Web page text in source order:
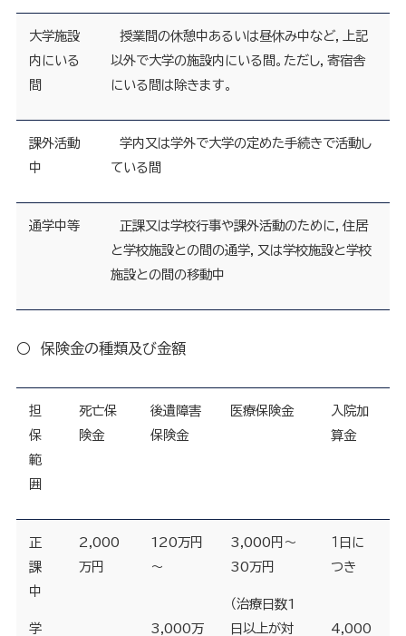
大学施設
内にいる
間
授業間の休憩中あるいは昼休み中など，上記
以外で大学の施設内にいる間。ただし，寄宿舎
にいる間は除きます。
課外活動
中
学内又は学外で大学の定めた手続きで活動し
ている間
通学中等
正課又は学校行事や課外活動のために，住居
と学校施設との間の通学，又は学校施設と学校
施設との間の移動中
○ 保険金の種類及び金額
担
保
範
囲
死亡保
険金
後遺障害
保険金
医療保険金
入院加
算金
正
課
中
学
2,000
万円
120万円
～
3,000万
3,000 円～
30万円
（治療日数1
日以上が対
１日に
つき
4,000